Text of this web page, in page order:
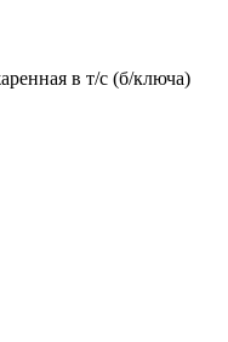
в т/с (б/ключа)